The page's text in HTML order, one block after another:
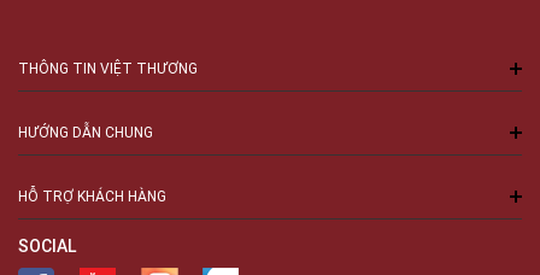
THÔNG TIN VIỆT THƯƠNG
HƯỚNG DẪN CHUNG
HỖ TRỢ KHÁCH HÀNG
SOCIAL